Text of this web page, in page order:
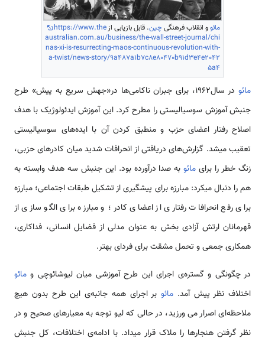
مائوو انقلاب فرهنگیچین. قابل بازیابی ازhttps://www.the
australian.com.au/business/the-wall-street-journal/chi
nas-xi-is-resurrecting-maos-continuous-revolution-with-
a-twist/news-story/9a487a1b7c8e80470b91d3e4e2042
5a4
مائو
در سال1962، برای جبران ناکامی‌ها در«جهش سریع به پیش» طرح
جنبش آموزش سوسیالیستی را مطرح کرد. این آموزش ایدئولوژیک با هدف
اصلاح رفتار اعضای حزب و منطبق کردن آن با ایده‌های سوسیالیستی
تعقیب می­شد. گزارش‌های دریافتی از انحرافات شدید میان کادرهای حزبی،
زنگ خطر را برای مائوبه صدا درآورده بود. این جنبش سه هدف وابسته به
هم را دنبال می­کرد: مبارزه برای پیشگیری از تشکیل طبقات اجتماعی؛ مبارزه
برای رفع انحرافات رفتاری از اعضای کادر؛ و مبارزه برای الگو سازی از
قهرمانان ارتش آزادی بخش به عنوان مدلی از فضایل انسانی، فداکاری،
همکاری جمعی و تحمل مشقت برای فردای بهتر.
در چگونگی و گستره‌ی اجرای این طرح آموزشی میان لیوشائوچی و مائو
اختلاف نظر پیش آمد. مائو بر اجرای همه جانبه‌ی این طرح بدون هیچ
ملاحظه‌ای اصرار می­ ورزید، در حالی­ که لیو توجه به معیارهای صحیح و در
نظر گرفتن هنجارها را ملاک قرار می­داد. با ادامه‌ی اختلافات، کل جنبش